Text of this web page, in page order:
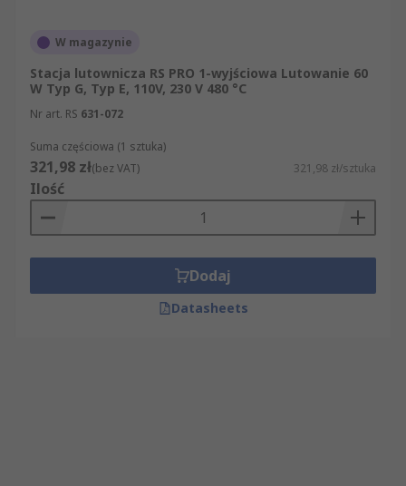
W magazynie
Stacja lutownicza RS PRO 1-wyjściowa Lutowanie 60
W Typ G, Typ E, 110V, 230 V 480 °C
Nr art. RS 631-072
Suma częściowa (1 sztuka)
321,98 zł(bez VAT) 321,98 zł/sztuka
Ilość
Dodaj
Datasheets